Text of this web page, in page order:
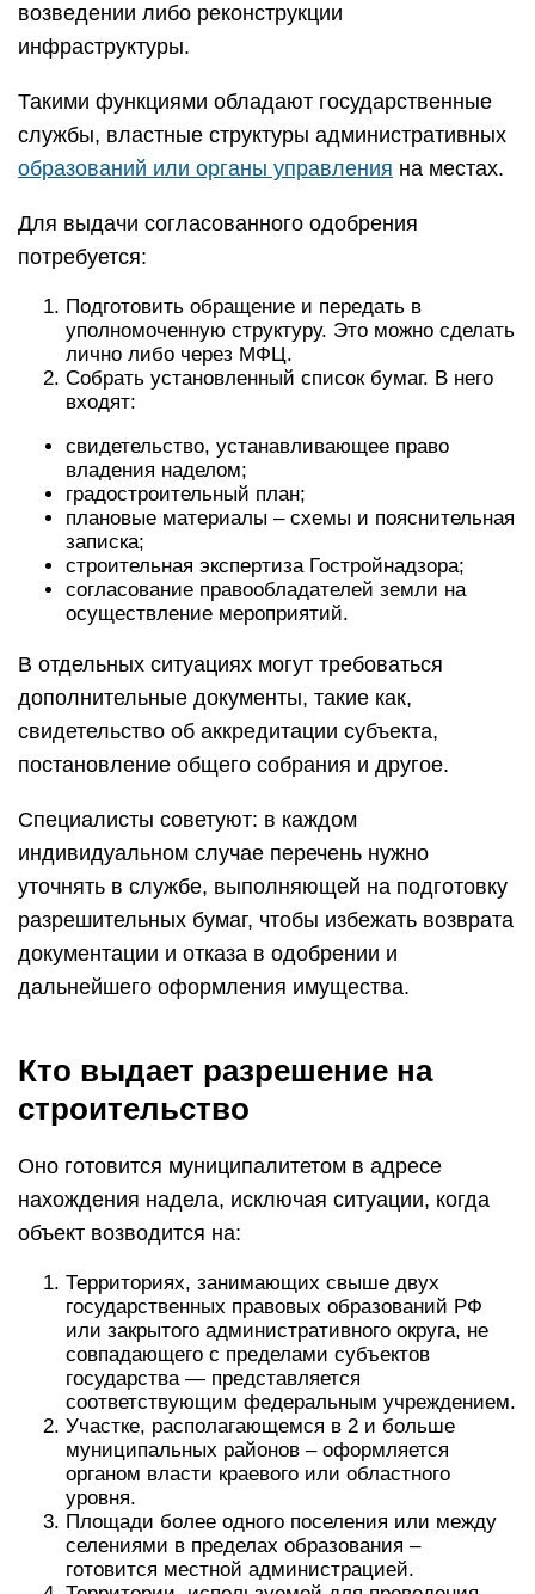
возведении либо реконструкции
инфраструктуры.
Такими функциями обладают государственные
службы, властные структуры административных
образований или органы управления на местах.
Для выдачи согласованного одобрения
потребуется:
Подготовить обращение и передать в
уполномоченную структуру. Это можно сделать
лично либо через МФЦ.
Собрать установленный список бумаг. В него
входят:
свидетельство, устанавливающее право
владения наделом;
градостроительный план;
плановые материалы – схемы и пояснительная
записка;
строительная экспертиза Гостройнадзора;
согласование правообладателей земли на
осуществление мероприятий.
В отдельных ситуациях могут требоваться
дополнительные документы, такие как,
свидетельство об аккредитации субъекта,
постановление общего собрания и другое.
Специалисты советуют: в каждом
индивидуальном случае перечень нужно
уточнять в службе, выполняющей на подготовку
разрешительных бумаг, чтобы избежать возврата
документации и отказа в одобрении и
дальнейшего оформления имущества.
Кто выдает разрешение на
строительство
Оно готовится муниципалитетом в адресе
нахождения надела, исключая ситуации, когда
объект возводится на:
Территориях, занимающих свыше двух
государственных правовых образований РФ
или закрытого административного округа, не
совпадающего с пределами субъектов
государства — представляется
соответствующим федеральным учреждением.
Участке, располагающемся в 2 и больше
муниципальных районов – оформляется
органом власти краевого или областного
уровня.
Площади более одного поселения или между
селениями в пределах образования –
готовится местной администрацией.